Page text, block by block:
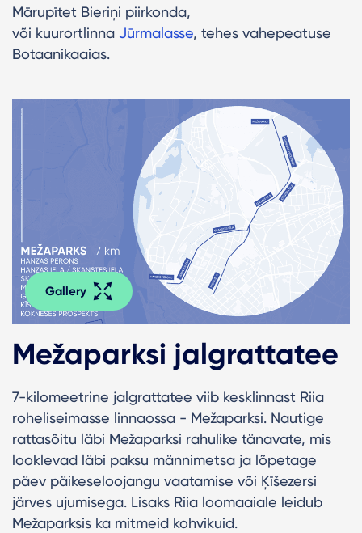
Mārupītet Bieriņi piirkonda,
või kuurortlinna Jūrmalasse, tehes vahepeatuse
Botaanikaaias.
Gallery
Mežaparksi jalgrattatee
7-kilomeetrine jalgrattatee viib kesklinnast Riia
roheliseimasse linnaossa - Mežaparksi. Nautige
rattasõitu läbi Mežaparksi rahulike tänavate, mis
looklevad läbi paksu männimetsa ja lõpetage
päev päikeseloojangu vaatamise või Ķīšezersi
järves ujumisega. Lisaks Riia loomaaiale leidub
Mežaparksis ka mitmeid kohvikuid.